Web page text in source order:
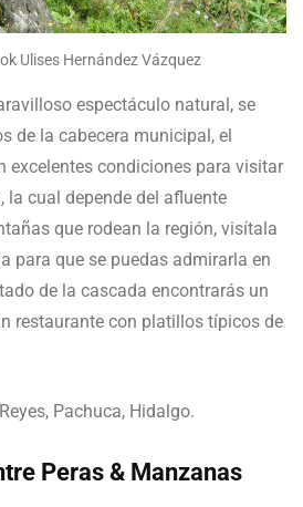
Ulises Hernández Vázquez
espectáculo natural, se
de la cabecera municipal, el
excelentes condiciones para visitar
la cual depende del afluente
que rodean la región, visítala
para que se puedas admirarla en
de la cascada encontrarás un
restaurante con platillos típicos de
Pachuca, Hidalgo.
Peras & Manzanas